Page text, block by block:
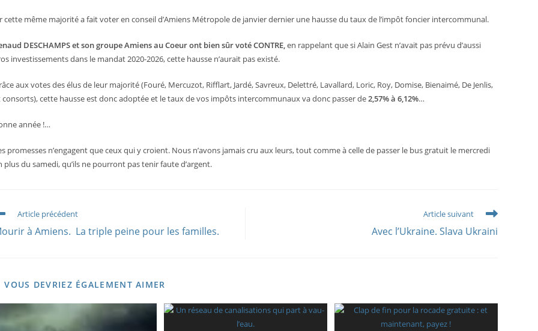
cette même majorité a fait voter en conseil d’Amiens Métropole de janvier dernier une hausse du taux de l’impôt foncier intercommunal.
DESCHAMPS et son groupe Amiens au Coeur ont bien sûr voté CONTRE,en rappelant que si Alain Gest n’avait pas prévu d’aussi
investissements dans le mandat 2020-2026, cette hausse n’aurait pas existé.
aux votes des élus de leur majorité (Fouré, Mercuzot, Rifflart, Jardé, Savreux, Delettré, Lavallard, Loric, Roy, Domise, Bienaimé, De Jenlis,
consorts), cette hausse est donc adoptée et le taux de vos impôts intercommunaux va donc passer de2,57% à 6,12%…
année !…
promesses n’engagent que ceux qui y croient. Nous n’avons jamais cru aux leurs, tout comme à celle de passer le bus gratuit le mercredi
plus du samedi, qu’ils ne pourront pas tenir faute d’argent.
Article précédent
à Amiens. La triple peine pour les familles.
Article suivant
Avec l’Ukraine. Slava Ukraini
VOUS DEVRIEZ ÉGALEMENT AIMER